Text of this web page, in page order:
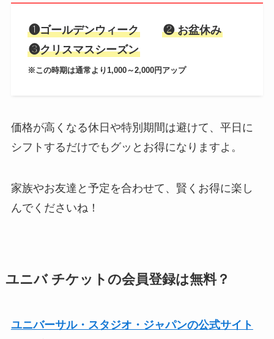
❶ゴールデンウィーク ❷お盆休み
❸クリスマスシーズン
※この時期は通常より1,000～2,000円アップ
価格が高くなる休日や特別期間は避けて、平日に
シフトするだけでもグッとお得になりますよ。
家族やお友達と予定を合わせて、賢くお得に楽し
んでくださいね！
ユニバ チケットの会員登録は無料？
ユニバーサル・スタジオ・ジャパンの公式サイト